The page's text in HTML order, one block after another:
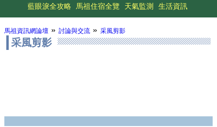
藍眼淚全攻略 馬祖住宿全覽 天氣監測 生活資訊
馬祖資訊網論壇» 討論與交流» 采風剪影
采風剪影